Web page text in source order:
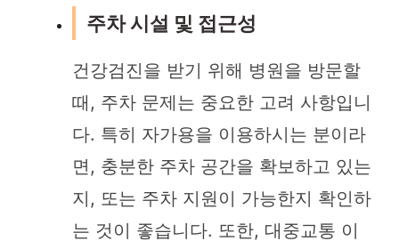
주차 시설 및 접근성
건강검진을 받기 위해 병원을 방문할
때, 주차 문제는 중요한 고려 사항입니
다. 특히 자가용을 이용하시는 분이라
면, 충분한 주차 공간을 확보하고 있는
지, 또는 주차 지원이 가능한지 확인하
는 것이 좋습니다. 또한, 대중교통 이